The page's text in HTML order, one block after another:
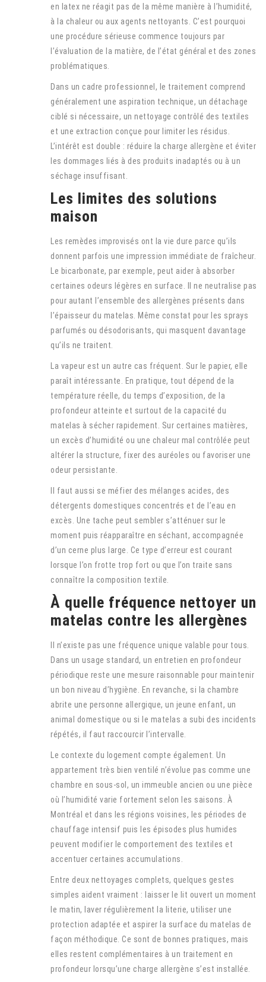
en latex ne réagit pas de la même manière à l’humidité,
à la chaleur ou aux agents nettoyants. C’est pourquoi
une procédure sérieuse commence toujours par
l’évaluation de la matière, de l’état général et des zones
problématiques.
Dans un cadre professionnel, le traitement comprend
généralement une aspiration technique, un détachage
ciblé si nécessaire, un nettoyage contrôlé des textiles
et une extraction conçue pour limiter les résidus.
L’intérêt est double : réduire la charge allergène et éviter
les dommages liés à des produits inadaptés ou à un
séchage insuffisant.
Les limites des solutions
maison
Les remèdes improvisés ont la vie dure parce qu’ils
donnent parfois une impression immédiate de fraîcheur.
Le bicarbonate, par exemple, peut aider à absorber
certaines odeurs légères en surface. Il ne neutralise pas
pour autant l’ensemble des allergènes présents dans
l’épaisseur du matelas. Même constat pour les sprays
parfumés ou désodorisants, qui masquent davantage
qu’ils ne traitent.
La vapeur est un autre cas fréquent. Sur le papier, elle
paraît intéressante. En pratique, tout dépend de la
température réelle, du temps d’exposition, de la
profondeur atteinte et surtout de la capacité du
matelas à sécher rapidement. Sur certaines matières,
un excès d’humidité ou une chaleur mal contrôlée peut
altérer la structure, fixer des auréoles ou favoriser une
odeur persistante.
Il faut aussi se méfier des mélanges acides, des
détergents domestiques concentrés et de l’eau en
excès. Une tache peut sembler s’atténuer sur le
moment puis réapparaître en séchant, accompagnée
d’un cerne plus large. Ce type d’erreur est courant
lorsque l’on frotte trop fort ou que l’on traite sans
connaître la composition textile.
À quelle fréquence nettoyer un
matelas contre les allergènes
Il n’existe pas une fréquence unique valable pour tous.
Dans un usage standard, un entretien en profondeur
périodique reste une mesure raisonnable pour maintenir
un bon niveau d’hygiène. En revanche, si la chambre
abrite une personne allergique, un jeune enfant, un
animal domestique ou si le matelas a subi des incidents
répétés, il faut raccourcir l’intervalle.
Le contexte du logement compte également. Un
appartement très bien ventilé n’évolue pas comme une
chambre en sous-sol, un immeuble ancien ou une pièce
où l’humidité varie fortement selon les saisons. À
Montréal et dans les régions voisines, les périodes de
chauffage intensif puis les épisodes plus humides
peuvent modifier le comportement des textiles et
accentuer certaines accumulations.
Entre deux nettoyages complets, quelques gestes
simples aident vraiment : laisser le lit ouvert un moment
le matin, laver régulièrement la literie, utiliser une
protection adaptée et aspirer la surface du matelas de
façon méthodique. Ce sont de bonnes pratiques, mais
elles restent complémentaires à un traitement en
profondeur lorsqu’une charge allergène s’est installée.